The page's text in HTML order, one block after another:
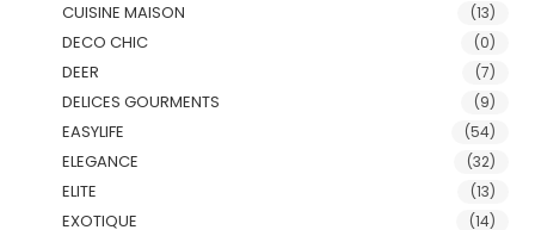
CUISINE MAISON (13)
DECO CHIC (0)
DEER (7)
DELICES GOURMENTS (9)
EASYLIFE (54)
ELEGANCE (32)
ELITE (13)
EXOTIQUE (14)